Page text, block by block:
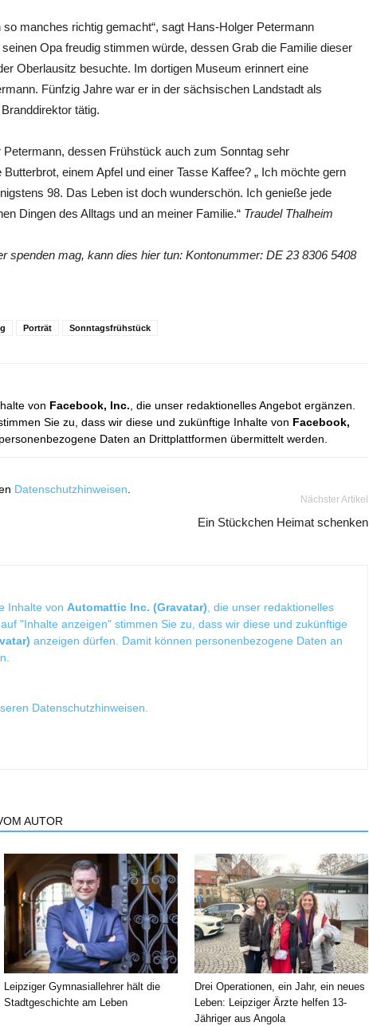
manches richtig gemacht“, sagt Hans-Holger Petermann
Opa freudig stimmen würde, dessen Grab die Familie dieser
Oberlausitz besuchte. Im dortigen Museum erinnert eine
Fünfzig Jahre war er in der sächsischen Landstadt als
tätig.
dessen Frühstück auch zum Sonntag sehr
einem Apfel und einer Tasse Kaffee? „ Ich möchte gern
98. Das Leben ist doch wunderschön. Ich genieße jede
Dingen des Alltags und an meiner Familie.“ Traudel Thalheim
spenden mag, kann dies hier tun: Kontonummer: DE 23 8306 5408
Porträt Sonntagsfrühstück
von Facebook, Inc. , die unser redaktionelles Angebot ergänzen.
Sie zu, dass wir diese und zukünftige Inhalte von Facebook,
Daten an Drittplattformen übermittelt werden.
Datenschutzhinweisen
Nächster Artikel
Ein Stückchen Heimat schenken
Inhalte von Automattic Inc. (Gravatar) , die unser redaktionelles
"Inhalte anzeigen" stimmen Sie zu, dass wir diese und zukünftige
anzeigen dürfen. Damit können personenbezogene Daten an
Datenschutzhinweisen
AUTOR
Leipziger Gymnasiallehrer hält die
Stadtgeschichte am Leben
Drei Operationen, ein Jahr, ein neues
Leben: Leipziger Ärzte helfen 13-
Jähriger aus Angola